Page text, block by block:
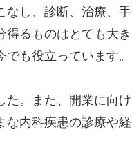
なし、診断、治療、手
るものはとても大き
も役立っています。
た。また、開業に向け
な内科疾患の診療や経